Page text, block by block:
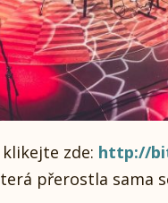
zde: http://
přerostla sama